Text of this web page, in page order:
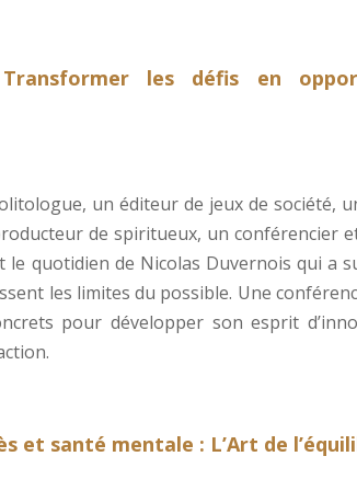
les défis en
un éditeur de jeux de société,
de spiritueux, un conférencier
le quotidien de Nicolas Duvernois qui a
les limites du possible. Une
pour développer son esprit
et santé mentale : L’Art de